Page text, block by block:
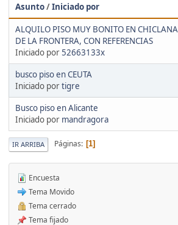
Asunto/Iniciado por
ALQUILO PISO MUY BONITO EN CHICLANA
DE LA FRONTERA, CON REFERENCIAS
Iniciado por52663133x
busco piso en CEUTA
Iniciado portigre
Busco piso en Alicante
Iniciado por mandragora
IR ARRIBA Páginas 1
Encuesta
Tema Movido
Tema cerrado
Tema fijado